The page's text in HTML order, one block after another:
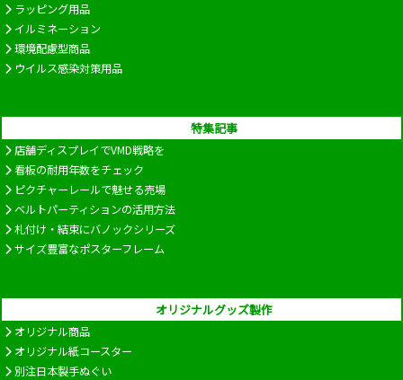
ラッピング用品
イルミネーション
環境配慮型商品
ウイルス感染対策用品
特集記事
店舗ディスプレイでVMD戦略を
看板の耐用年数をチェック
ピクチャーレールで魅せる売場
ベルトパーティションの活用方法
札付け・結束にバノックシリーズ
サイズ豊富なポスターフレーム
オリジナルグッズ製作
オリジナル商品
オリジナル紙コースター
別注日本製手ぬぐい